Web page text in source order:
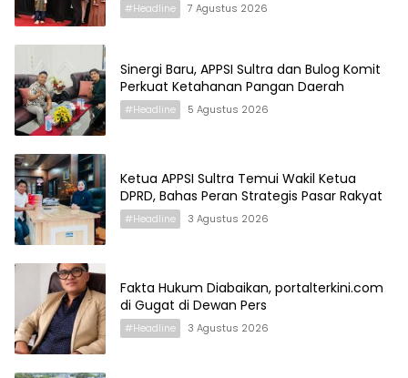
#Headline 7 Agustus 2026
Sinergi Baru, APPSI Sultra dan Bulog Komit
Perkuat Ketahanan Pangan Daerah
#Headline 5 Agustus 2026
Ketua APPSI Sultra Temui Wakil Ketua
DPRD, Bahas Peran Strategis Pasar Rakyat
#Headline 3 Agustus 2026
Fakta Hukum Diabaikan, portalterkini.com
di Gugat di Dewan Pers
#Headline 3 Agustus 2026